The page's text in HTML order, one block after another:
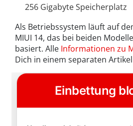
256 Gigabyte Speicherplatz
Als Betriebssystem läuft auf
MIUI 14, das bei beiden
basiert. Alle Informationen zu
Dich in einem separaten